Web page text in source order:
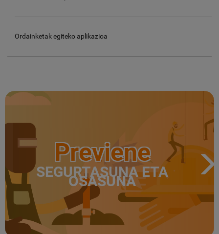
Ordainketak egiteko aplikazioa
Previene
SEGURTASUNA ETA
OSASUNA